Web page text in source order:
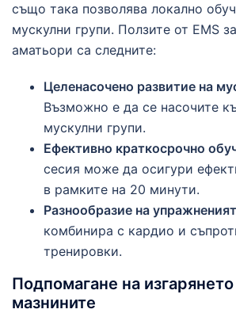
също така позволява локално
мускулни групи. Ползите от EMS
аматьори са следните:
Целенасочено развитие на
Възможно е да се насочите
мускулни групи.
Ефективно краткосрочно
сесия може да осигури
в рамките на 20 минути.
Разнообразие на
комбинира с кардио и
тренировки.
Подпомагане на
мазнините